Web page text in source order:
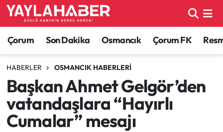
Çorum Son Dakika Osmancık Çorum FK
HABERLER OSMANCIK HABERLERI
Başkan Ahmet Gelgör’den
vatandaşlara “Hayırlı
Cumalar” mesajı
Alaca Haberleri
Bayat Haberleri
Bilgi - Keşfet Haberleri
Bilim ve Teknoloji
Çorum Nöbetçi Eczaneler
Çorum Hava Durumu
Çorum Namaz Vakitleri
Çorum Trafik Yoğunluk Haritası